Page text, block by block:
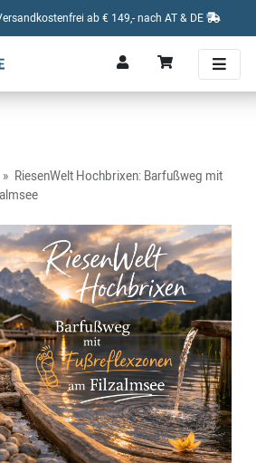
ab € 149,- nach AT & DE
RiesenWelt Hochbrixen: Barfußweg mit